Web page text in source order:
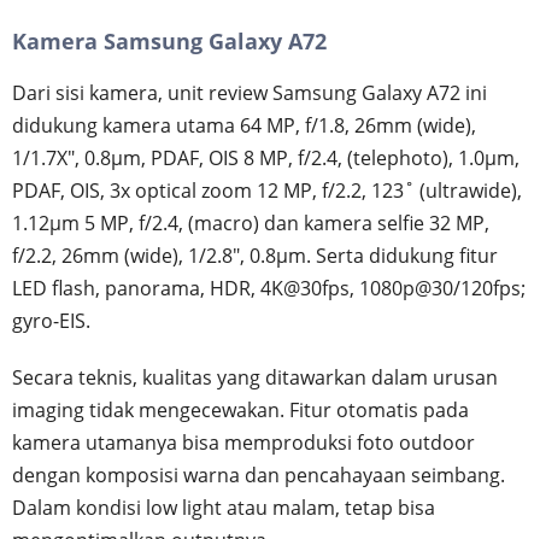
Kamera Samsung Galaxy A72
Dari sisi kamera, unit review Samsung Galaxy A72 ini
didukung kamera utama 64 MP, f/1.8, 26mm (wide),
1/1.7X", 0.8µm, PDAF, OIS 8 MP, f/2.4, (telephoto), 1.0µm,
PDAF, OIS, 3x optical zoom 12 MP, f/2.2, 123˚ (ultrawide),
1.12µm 5 MP, f/2.4, (macro) dan kamera selfie 32 MP,
f/2.2, 26mm (wide), 1/2.8", 0.8µm. Serta didukung fitur
LED flash, panorama, HDR, 4K@30fps, 1080p@30/120fps;
gyro-EIS.
Secara teknis, kualitas yang ditawarkan dalam urusan
imaging tidak mengecewakan. Fitur otomatis pada
kamera utamanya bisa memproduksi foto outdoor
dengan komposisi warna dan pencahayaan seimbang.
Dalam kondisi low light atau malam, tetap bisa